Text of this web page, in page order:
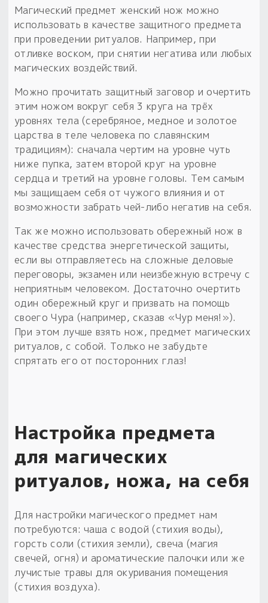
Магический предмет женский нож можно
использовать в качестве защитного предмета
при проведении ритуалов. Например, при
отливке воском, при снятии негатива или любых
магических воздействий.
Можно прочитать защитный заговор и очертить
этим ножом вокруг себя 3 круга на трёх
уровнях тела (серебряное, медное и золотое
царства в теле человека по славянским
традициям): сначала чертим на уровне чуть
ниже пупка, затем второй круг на уровне
сердца и третий на уровне головы. Тем самым
мы защищаем себя от чужого влияния и от
возможности забрать чей-либо негатив на себя.
Так же можно использовать обережный нож в
качестве средства энергетической защиты,
если вы отправляетесь на сложные деловые
переговоры, экзамен или неизбежную встречу с
неприятным человеком. Достаточно очертить
один обережный круг и призвать на помощь
своего Чура (например, сказав «Чур меня!»).
При этом лучше взять нож, предмет магических
ритуалов, с собой. Только не забудьте
спрятать его от посторонних глаз!
Настройка предмета
для магических
ритуалов, ножа, на себя
Для настройки магического предмет нам
потребуются: чаша с водой (стихия воды),
горсть соли (стихия земли), свеча (магия
свечей, огня) и ароматические палочки или же
лучистые травы для окуривания помещения
(стихия воздуха).